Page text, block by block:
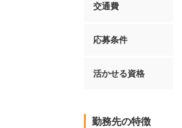
交通費
応募条件
活かせる資格
勤務先の特徴